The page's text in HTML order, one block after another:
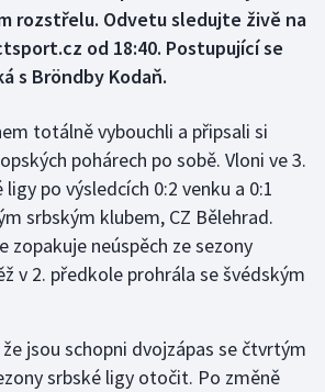
rozstřelu. Odvetu sledujte živě na
od 18:40. Postupující se
s Bröndby Kodaň.
totálně vybouchli a připsali si
pohárech po sobě. Vloni ve 3.
po výsledcích 0:2 venku a 0:1
srbským klubem, CZ Bělehrad.
zopakuje neúspěch ze sezony
v 2. předkole prohrála se švédským
jsou schopni dvojzápas se čtvrtým
srbské ligy otočit. Po změně